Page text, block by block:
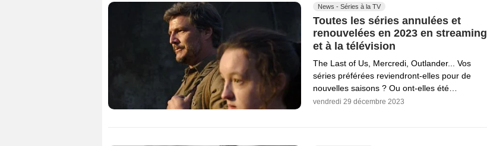
News - Séries à la TV
Toutes les séries annulées et
renouvelées en 2023 en streaming
et à la télévision
The Last of Us, Mercredi, Outlander... Vos
séries préférées reviendront-elles pour de
nouvelles saisons ? Ou ont-elles été…
vendredi 29 décembre 2023